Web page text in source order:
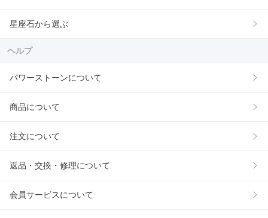
星座石から選ぶ
ヘルプ
パワーストーンについて
商品について
注文について
返品・交換・修理について
会員サービスについて